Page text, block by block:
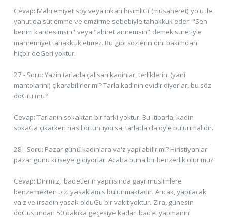
Cevap: Mahremiyet soy veya nikah hisimliGi (müsaheret) yolu ile
yahut da süt emme ve emzirme sebebiyle tahakkuk eder. "Sen
benim kardesimsin" veya "ahiret annemsin" demek suretiyle
mahremiyet tahakkuk etmez. Bu gibi sözlerin dini bakimdan
hiçbir deGeri yoktur.
27 - Soru: Yazin tarlada çalisan kadinlar, terliklerini (yani
mantolarini) çikarabilirler mi? Tarla kadinin evidir diyorlar, bu söz
doGru mu?
Cevap: Tarlanin sokaktan bir farki yoktur. Bu itibarla, kadin
sokaGa çikarken nasil örtünüyorsa, tarlada da öyle bulunmalidir.
28 - Soru: Pazar günü kadinlara va'z yapilabilir mi? Hiristiyanlar
pazar günü kiliseye gidiyorlar. Acaba buna bir benzerlik olur mu?
Cevap: Dinimiz, ibadetlerin yapilisinda gayrimüslimlere
benzemekten bizi yasaklamis bulunmaktadir. Ancak, yapilacak
va'z ve irsadin yasak olduGu bir vakit yoktur. Zira, günesin
doGusundan 50 dakika geçesiye kadar ibadet yapmanin